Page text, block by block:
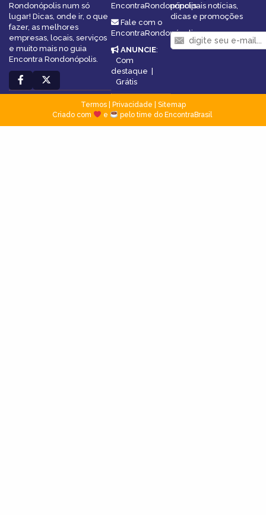
Rondonópolis num só
lugar! Dicas, onde ir, o que
fazer, as melhores
empresas, locais, serviços
e muito mais no guia
Encontra Rondonópolis.
EncontraRondonópolis
Fale com o
EncontraRondonópolis
ANUNCIE:
Com
destaque |
Grátis
principais notícias,
dicas e promoções
Termos| Privacidade
Sitemap
Criado com
e pelo time do EncontraBrasil